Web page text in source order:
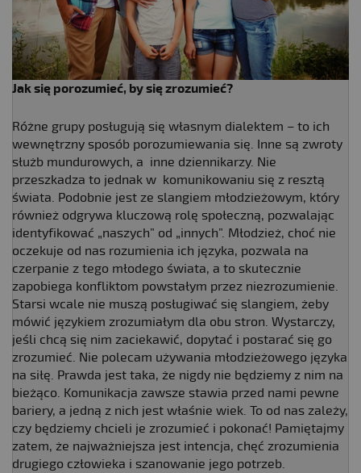
Jak się porozumieć, by się zrozumieć?
Różne grupy posługują się własnym dialektem – to ich
wewnętrzny sposób porozumiewania się. Inne są zwroty
służb mundurowych, a inne dziennikarzy. Nie
przeszkadza to jednak w komunikowaniu się z resztą
świata. Podobnie jest ze slangiem młodzieżowym, który
również odgrywa kluczową rolę społeczną, pozwalając
identyfikować „naszych” od „innych”. Młodzież, choć nie
oczekuje od nas rozumienia ich języka, pozwala na
czerpanie z tego młodego świata, a to skutecznie
zapobiega konfliktom powstałym przez niezrozumienie.
Starsi wcale nie muszą posługiwać się slangiem, żeby
mówić językiem zrozumiałym dla obu stron. Wystarczy,
jeśli chcą się nim zaciekawić, dopytać i postarać się go
zrozumieć. Nie polecam używania młodzieżowego języka
na siłę. Prawda jest taka, że nigdy nie będziemy z nim na
bieżąco. Komunikacja zawsze stawia przed nami pewne
bariery, a jedną z nich jest właśnie wiek. To od nas zależy,
czy będziemy chcieli je zrozumieć i pokonać! Pamiętajmy
zatem, że najważniejsza jest intencja, chęć zrozumienia
drugiego człowieka i szanowanie jego potrzeb.